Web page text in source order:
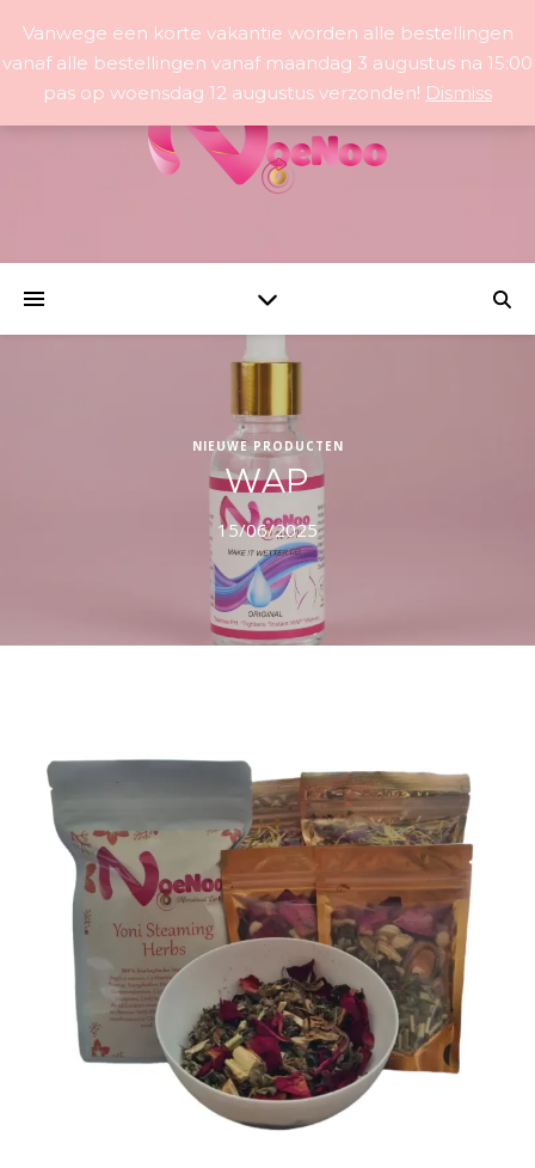
NIEUWE PRODUCTEN
WAP
15/06/2025
Vanwege een korte vakantie worden alle bestellingen
vanaf alle bestellingen vanaf maandag 3 augustus na 15:00
pas op woensdag 12 augustus verzonden! Dismiss